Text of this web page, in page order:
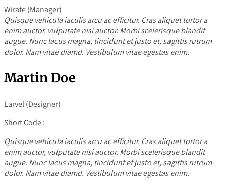
Wirate (Manager)
Quisque vehicula iaculis arcu ac efficitur. Cras aliquet tortor a
enim auctor, vulputate nisi auctor. Morbi scelerisque blandit
augue. Nunc lacus magna, tincidunt et justo et, sagittis rutrum
dolor. Nam vitae diamd. Vestibulum vitae egestas enim.
Martin Doe
Larvel (Designer)
Short Code :
Quisque vehicula iaculis arcu ac efficitur. Cras aliquet tortor a
enim auctor, vulputate nisi auctor. Morbi scelerisque blandit
augue. Nunc lacus magna, tincidunt et justo et, sagittis rutrum
dolor. Nam vitae diamd. Vestibulum vitae egestas enim.